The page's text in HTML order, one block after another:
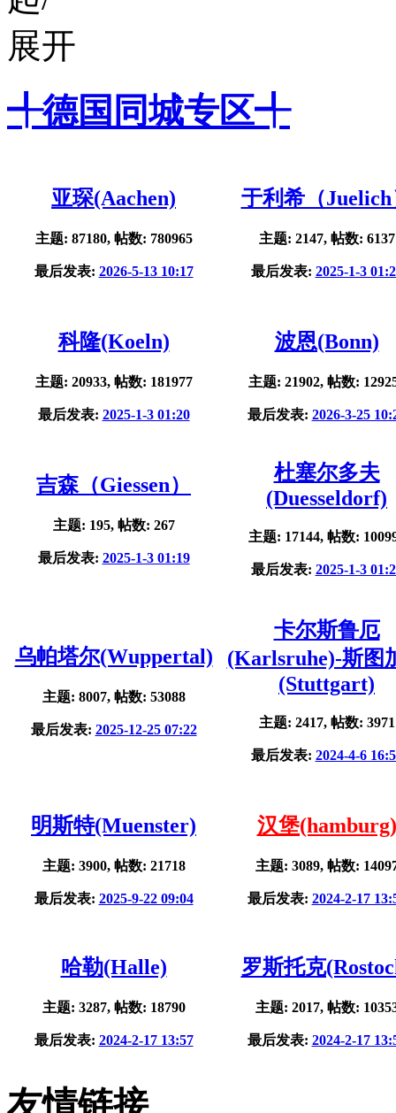
╃德国同城专区╃
亚琛(Aachen)
主题: 87180, 帖数: 780965
最后发表: 2026-5-13 10:17
于利希（Juelich
主题: 2147, 帖数: 6137
最后发表: 2025-1-3
科隆(Koeln)
主题: 20933, 帖数: 181977
最后发表: 2025-1-3 01:20
波恩(Bonn)
主题: 21902, 帖数:
最后发表: 2026-3-25
吉森（Giessen）
主题: 195, 帖数: 267
最后发表: 2025-1-3 01:19
杜塞尔多夫
(Duesseldorf)
主题: 17144, 帖数:
最后发表: 2025-1-3
乌帕塔尔(Wuppertal)
主题: 8007, 帖数: 53088
最后发表: 2025-12-25 07:22
卡尔斯鲁厄
(Karlsruhe)-斯图
(Stuttgart)
主题: 2417, 帖数: 3971
最后发表: 2024-4-6
明斯特(Muenster)
主题: 3900, 帖数: 21718
最后发表: 2025-9-22 09:04
汉堡(hamburg)
主题: 3089, 帖数:
最后发表: 2024-2-17
哈勒(Halle)
主题: 3287, 帖数: 18790
最后发表: 2024-2-17 13:57
罗斯托克
主题: 2017, 帖数:
最后发表: 2024-2-17
友情链接